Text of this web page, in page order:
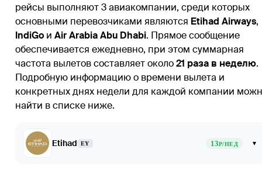
рейсы выполняют 3 авиакомпании, среди которых
основными перевозчиками являются Etihad Airways,
IndiGo и Air Arabia Abu Dhabi. Прямое сообщение
обеспечивается ежедневно, при этом суммарная
частота вылетов составляет около21 раза в неделю.
Подробную информацию о времени вылета и
конкретных днях недели для каждой компании
найти в списке ниже.
Etihad EY 13Р/НЕД ▾